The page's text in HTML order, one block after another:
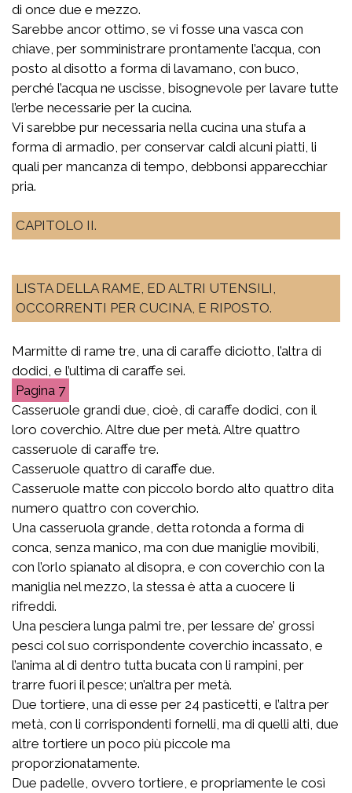
di once due e mezzo.
Sarebbe ancor ottimo, se vi fosse una vasca con
chiave, per somministrare prontamente l’acqua, con
posto al disotto a forma di lavamano, con buco,
perché l’acqua ne uscisse, bisognevole per lavare tutte
l’erbe necessarie per la cucina.
Vi sarebbe pur necessaria nella cucina una stufa a
forma di armadio, per conservar caldi alcuni piatti, li
quali per mancanza di tempo, debbonsi apparecchiar
pria.
CAPITOLO II.
LISTA DELLA RAME, ED ALTRI UTENSILI,
OCCORRENTI PER CUCINA, E RIPOSTO.
Marmitte di rame tre, una di caraffe diciotto, l’altra di
dodici, e l’ultima di caraffe sei.
7
Casseruole grandi due, cioè, di caraffe dodici, con il
loro coverchio. Altre due per metà. Altre quattro
casseruole di caraffe tre.
Casseruole quattro di caraffe due.
Casseruole matte con piccolo bordo alto quattro dita
numero quattro con coverchio.
Una casseruola grande, detta rotonda a forma di
conca, senza manico, ma con due maniglie movibili,
con l’orlo spianato al disopra, e con coverchio con la
maniglia nel mezzo, la stessa è atta a cuocere li
rifreddi.
Una pesciera lunga palmi tre, per lessare de’ grossi
pesci col suo corrispondente coverchio incassato, e
l’anima al di dentro tutta bucata con li rampini, per
trarre fuori il pesce; un’altra per metà.
Due tortiere, una di esse per 24 pasticetti, e l’altra per
metà, con li corrispondenti fornelli, ma di quelli alti, due
altre tortiere un poco più piccole ma
proporzionatamente.
Due padelle, ovvero tortiere, e propriamente le così